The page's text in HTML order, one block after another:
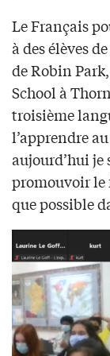
Le Français
à des élèves
de Robin
School à
troisième
l’apprendre
aujourd’hui je
promouvoir
que possible